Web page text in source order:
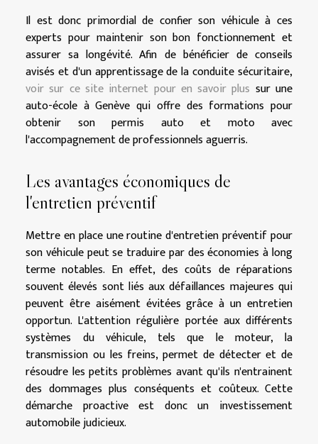
Il est donc primordial de confier son véhicule à ces
experts pour maintenir son bon fonctionnement et
assurer sa longévité. Afin de bénéficier de conseils
avisés et d'un apprentissage de la conduite sécuritaire,
voir sur ce site internet pour en savoir plus sur une
auto-école à Genève qui offre des formations pour
obtenir son permis auto et moto avec
l'accompagnement de professionnels aguerris.
Les avantages économiques de
l'entretien préventif
Mettre en place une routine d'entretien préventif pour
son véhicule peut se traduire par des économies à long
terme notables. En effet, des coûts de réparations
souvent élevés sont liés aux défaillances majeures qui
peuvent être aisément évitées grâce à un entretien
opportun. L'attention régulière portée aux différents
systèmes du véhicule, tels que le moteur, la
transmission ou les freins, permet de détecter et de
résoudre les petits problèmes avant qu'ils n'entrainent
des dommages plus conséquents et coûteux. Cette
démarche proactive est donc un investissement
automobile judicieux.